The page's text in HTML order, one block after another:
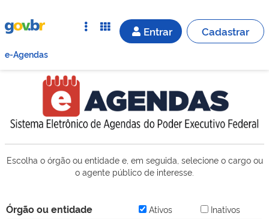
Entrar Cadastrar
e-Agendas
Escolha o órgão ou entidade e, em seguida, selecione o cargo ou
o agente público de interesse.
Órgão ou entidade Ativos Inativos